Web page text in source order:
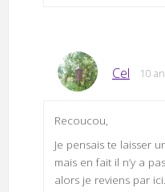
Cel 10
Recoucou,
Je pensais te laisser
mais en fait il n’y a
alors je reviens par ici.